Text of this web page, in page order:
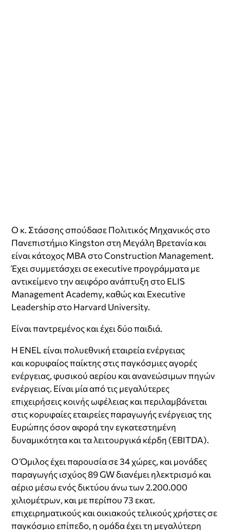
O κ. Στάσσης σπούδασε Πολιτικός Μηχανικός στο
Πανεπιστήμιο Kingston στη Μεγάλη Βρετανία και
είναι κάτοχος MBA στο Construction Management.
Έχει συμμετάσχει σε executive προγράμματα με
αντικείμενο την αειφόρο ανάπτυξη στο ELIS
Management Academy, καθώς και Executive
Leadership στο Harvard University.
Είναι παντρεμένος και έχει δύο παιδιά.
Η ENEL είναι πολυεθνική εταιρεία ενέργειας
και κορυφαίος παίκτης στις παγκόσμιες αγορές
ενέργειας, φυσικού αερίου και ανανεώσιμων πηγών
ενέργειας. Είναι μία από τις μεγαλύτερες
επιχειρήσεις κοινής ωφέλειας και περιλαμβάνεται
στις κορυφαίες εταιρείες παραγωγής ενέργειας της
Ευρώπης όσον αφορά την εγκατεστημένη
δυναμικότητα και τα λειτουργικά κέρδη (EBITDA).
Ο Όμιλος έχει παρουσία σε 34 χώρες, και μονάδες
παραγωγής ισχύος 89 GW διανέμει ηλεκτρισμό και
αέριο μέσω ενός δικτύου άνω των 2.200.000
χιλιομέτρων, και με περίπου 73 εκατ.
επιχειρηματικούς και οικιακούς τελικούς χρήστες σε
παγκόσμιο επίπεδο, η ομάδα έχει τη μεγαλύτερη